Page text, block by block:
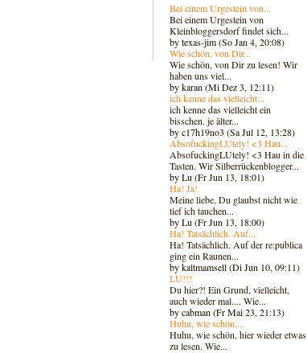
Bei einem Urgestein von...
Bei einem Urgestein von
Kleinbloggersdorf findet sich...
by texas-jim (So Jan 4, 20:08)
Wie schön, von Dir...
Wie schön, von Dir zu lesen! Wir
haben uns viel...
by karan (Mi Dez 3, 12:11)
ich kenne das vielleicht...
ich kenne das vielleicht ein
bisschen. je älter...
by c17h19no3 (Sa Jul 12, 13:28)
AbsofuckingLUtely! <3 Hau...
AbsofuckingLUtely! <3 Hau in die
Tasten. Wir Silberrückenblogger...
by Lu (Fr Jun 13, 18:01)
Ha! Ja!
Meine liebe, Du glaubst nicht wie
tief ich tauchen...
by Lu (Fr Jun 13, 18:00)
Ha! Tatsächlich. Auf...
Ha! Tatsächlich. Auf der re:publica
ging ein Raunen...
by kaltmamsell (Di Jun 10, 09:11)
LU!!!
Du hier?! Ein Grund, vielleicht,
auch wieder mal.... Wie...
by cabman (Fr Mai 23, 21:13)
Huhu, wie schön,...
Huhu, wie schön, hier wieder etwas
zu lesen. Wie...